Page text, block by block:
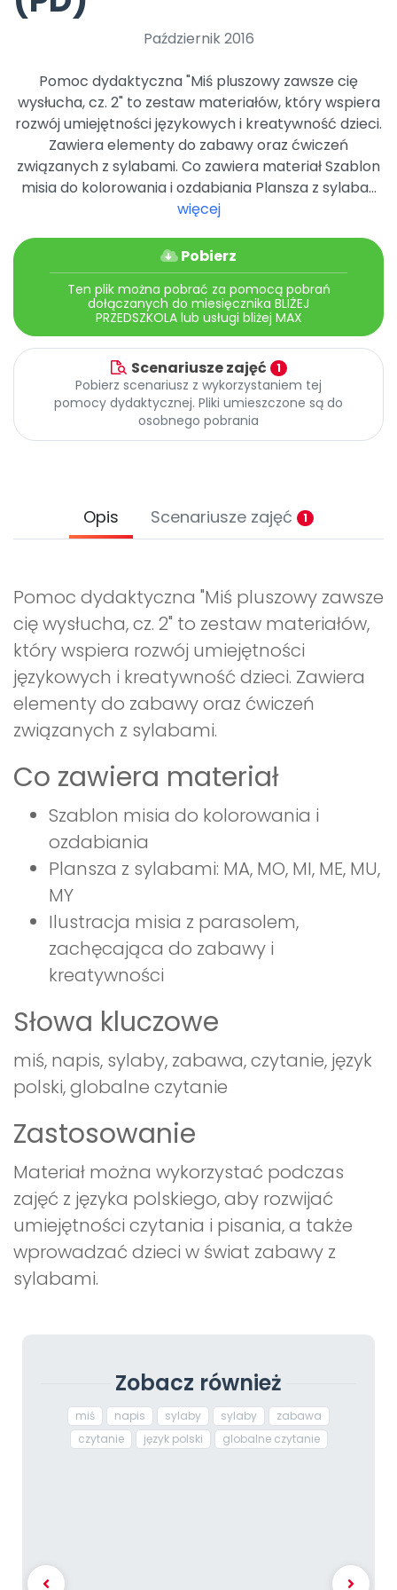
Archiwalne numery
Październik 2016
Pomoc dydaktyczna "Miś pluszowy zawsze cię
wysłucha, cz. 2" to zestaw materiałów, który wspiera
rozwój umiejętności językowych i kreatywność dzieci.
Zawiera elementy do zabawy oraz ćwiczeń
związanych z sylabami. Co zawiera materiał Szablon
misia do kolorowania i ozdabiania Plansza z sylaba...
więcej
Pobierz
Ten plik można pobrać za pomocą pobrań
dołączanych do miesięcznika BLIŻEJ
PRZEDSZKOLA lub usługi bliżej MAX
Scenariusze zajęć 1
Pobierz scenariusz z wykorzystaniem tej
pomocy dydaktycznej. Pliki umieszczone są do
osobnego pobrania
Opis Scenariusze zajęć 1
Pomoc dydaktyczna "Miś pluszowy zawsze
cię wysłucha, cz. 2" to zestaw materiałów,
który wspiera rozwój umiejętności
językowych i kreatywność dzieci. Zawiera
elementy do zabawy oraz ćwiczeń
związanych z sylabami.
Co zawiera materiał
Szablon misia do kolorowania i
ozdabiania
Plansza z sylabami: MA, MO, MI, ME, MU,
MY
Ilustracja misia z parasolem,
zachęcająca do zabawy i
kreatywności
Słowa kluczowe
miś, napis, sylaby, zabawa, czytanie, język
polski, globalne czytanie
Zastosowanie
Materiał można wykorzystać podczas
zajęć z języka polskiego, aby rozwijać
umiejętności czytania i pisania, a także
wprowadzać dzieci w świat zabawy z
sylabami.
Zobacz również
miś napis sylaby sylaby
zabawa
czytanie
język polski globalne czytanie